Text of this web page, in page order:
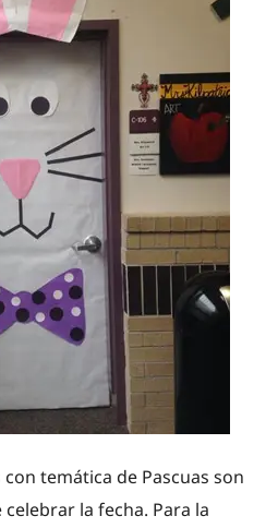
temática de Pascuas son
la fecha. Para la